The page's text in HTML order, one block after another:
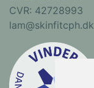
CVR: 42728993
lam@skinfitcph.dk